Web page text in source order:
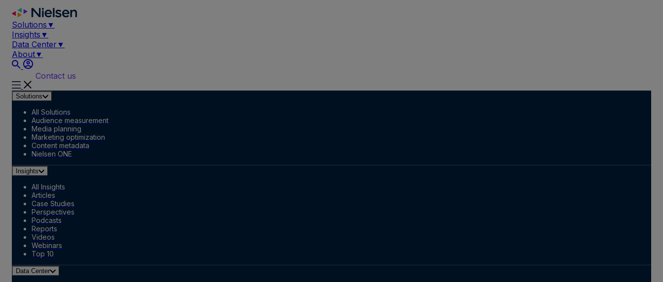
Skip
content
Solutions ▼
Insights ▼
Data Center ▼
About▼
Contact us
Solutions
All Solutions
Audience measurement
Media planning
Marketing optimization
Content metadata
Nielsen ONE
Insights
All Insights
Articles
Case Studies
Perspectives
Podcasts
Reports
Videos
Webinars
Top 10
Data Center